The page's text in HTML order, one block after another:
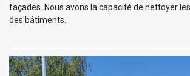
façades. Nous avons la capacité de nettoyer
des bâtiments.